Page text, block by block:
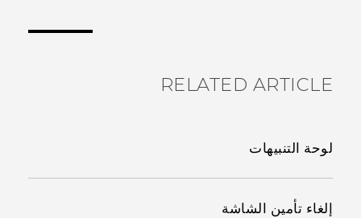
RELATED ARTICLE
لوحة التنبيهات
إلغاء تأمين الشاشة